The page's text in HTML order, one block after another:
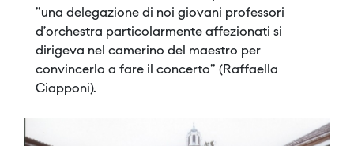
"una delegazione di noi giovani professori
d’orchestra particolarmente affezionati si
dirigeva nel camerino del maestro per
convincerlo a fare il concerto" (Raffaella
Ciapponi).